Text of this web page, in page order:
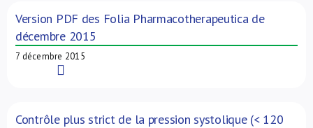
Version PDF des Folia Pharmacotherapeutica de
décembre 2015
7 décembre 2015
Contrôle plus strict de la pression systolique (< 120